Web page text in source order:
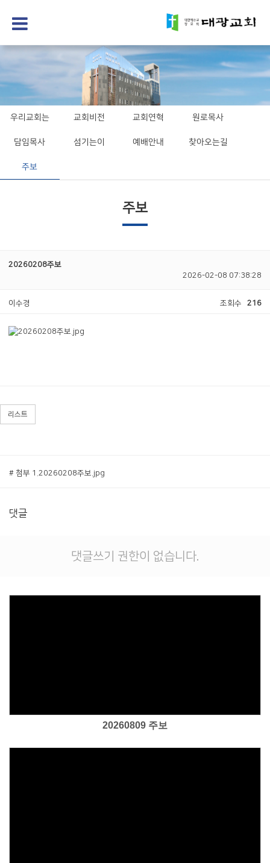
우리교회는 교회비전 교회연혁 원로목사
담임목사 섬기는이 예배안내 찾아오는길
주보
주보
20260208주보
2026-02-08 07:38:28
이수경 조회수 216
리스트
# 첨부 1.20260208주보.jpg
댓글
댓글쓰기 권한이 없습니다.
20260809 주보